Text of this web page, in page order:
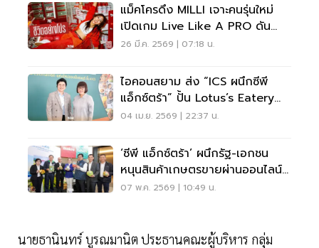
แม็คโครดึง MILLI เจาะคนรุ่นใหม่
เปิดเกม Live Like A PRO ดัน
แพลตฟอร์ม Omnichannel
26 มี.ค. 2569 | 07:18 น.
ไอคอนสยาม ส่ง “ICS ผนึกซีพี
แอ็กซ์ตร้า” ปั้น Lotus’s Eatery
ฟู้ดเดสติเนชันฝั่งธน
04 เม.ย. 2569 | 22:37 น.
‘ซีพี แอ็กซ์ตร้า’ ผนึกรัฐ-เอกชน
หนุนสินค้าเกษตรขายผ่านออนไลน์
24 ชม.
07 พ.ค. 2569 | 10:49 น.
นายธานินทร์ บูรณมานิต ประธานคณะผู้บริหาร กลุ่ม